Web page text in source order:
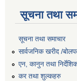
सूचना तथा
सूचना तथा समाचार
सार्वजनिक खरीद /
एन, कानुन तथा
कर तथा शुल्कहरु